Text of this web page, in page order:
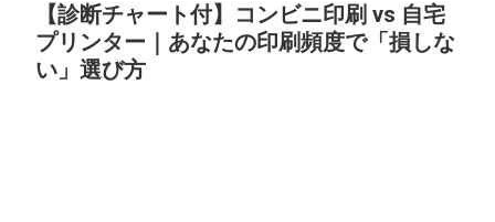
【診断チャート付】コンビニ印刷 vs 自宅
プリンター｜あなたの印刷頻度で「損しな
い」選び方